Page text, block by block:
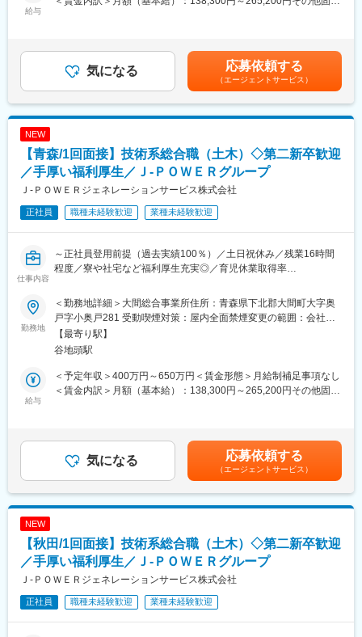
教育・研修制度を通じて、着実なキャリアアップを支援します。
（1） 資格取得向け外部講習は上限なく会社負担。平日の研修も
担。
（4） 各拠点の合格者である先輩が、試験傾向や面接対策まで手
厚くサポート。
◎ J-POWERグループの安定性
火力発電所の副産物をセメント原料や肥料として活用するなど、
環境配慮型の循環社会を目指した事業を展開しています。
変更の範囲：会社の定める業務
・火力発電所の建築設備に係る技術総括及び社内外調整
・火力運営事業所技術支援
▼9:00修繕作業対応等
▼13:00各自スケジュール管理による、デスクワーク、各種資料作
成
▼17:00頃 退社
◇平均残業16時間
◇土日祝休み／年間休日123日
◇育児休業取得率100％（2024年度実績）
＊社員の健康と充実した生活に配慮した生産性の高い職場の実現
のために「時間外労働、有給取得の見える化」や「No残業デーの
更なる徹底」など会社全体として取り組みをしております。
■当社の魅力について：
◎ 手厚い福利厚生
教育・研修制度を通じて、着実なキャリアアップを支援します。
（1） 資格取得向け外部講習は上限なく会社負担。平日の研修も
担。
（4） 各拠点の合格者である先輩が、試験傾向や面接対策まで手
厚くサポート。
◎ J-POWERグループの安定性
火力発電所の副産物をセメント原料や肥料として活用するなど、
環境配慮型の循環社会を目指した事業を展開しています。
給与
名：680万円・40歳扶養2名：810万円※1.上記年収は本店勤務にて
試算、残業手当21H/円を含む※2.社宅、寮、借上げ社宅はモデル年
収に含まれません。賃金はあくまでも目安の金額であり、選考を
通じて上下する可能性があります。月給(月額)は固定手当を含めた
表記です。
気になる 応募依頼する
（エージェントサービス）
NEW
【青森/1回面接】技術系総合職（土木）◇第二新卒歓迎
／手厚い福利厚生／Ｊ‐ＰＯＷＥＲグループ
Ｊ‐ＰＯＷＥＲジェネレーションサービス株式会社
正社員 職種未経験歓迎 業種未経験歓迎
仕事内容
～正社員登用前提（過去実績100％）／土日祝休み／残業16時間
程度／寮や社宅など福利厚生充実◎／育児休業取得率
備運営のすべてを担う会社です／プライム上場で日本有数の電力
会社である電源開発株式会社の100％子会社～
■業務概要：
同社の管理する火力発電プラントの土木関係の点検・保守計画の
立案から、補修・新設工事の管理・実施、関係部署・機関との調
整を担当します。
・火力発電所の建築設備に係る技術総括及び社内外調整
・火力運営事業所技術支援
▼9:00修繕作業対応等
▼13:00各自スケジュール管理による、デスクワーク、各種資料作
成
▼17:00頃 退社
勤務地
＜勤務地詳細＞大間総合事業所住所：青森県下北郡大間町大字奥
戸字小奥戸281 受動喫煙対策：屋内全面禁煙変更の範囲：会社の
定める事業所
【最寄り駅】
谷地頭駅
給与
＜予定年収＞400万円～650万円＜賃金形態＞月給制補足事項なし
＜賃金内訳＞月額（基本給）：138,300円～265,200円その他固定
名：680万円・40歳扶養2名：810万円※1.上記年収は本店勤務にて
試算、残業手当21H/円を含む※2.社宅、寮、借上げ社宅はモデル年
収に含まれません。賃金はあくまでも目安の金額であり、選考を
通じて上下する可能性があります。月給(月額)は固定手当を含めた
表記です。
気になる 応募依頼する
（エージェントサービス）
NEW
【秋田/1回面接】技術系総合職（土木）◇第二新卒歓迎
／手厚い福利厚生／Ｊ‐ＰＯＷＥＲグループ
Ｊ‐ＰＯＷＥＲジェネレーションサービス株式会社
正社員 職種未経験歓迎 業種未経験歓迎